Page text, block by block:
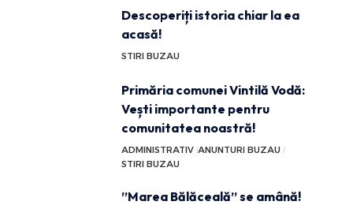
Descoperiți istoria chiar la ea
acasă!
STIRI BUZAU
Primăria comunei Vintilă Vodă:
Vești importante pentru
comunitatea noastră!
ADMINISTRATIV ANUNTURI BUZAU
STIRI BUZAU
”Marea Bălăceală” se amână!